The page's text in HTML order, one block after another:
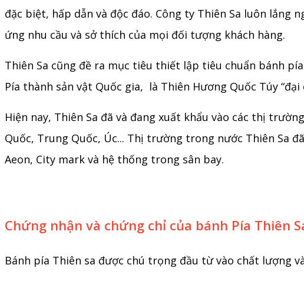
đặc biệt, hấp dẫn và độc đáo. Công ty Thiên Sa luôn lắng
ứng nhu cầu và sở thích của mọi đối tượng khách hàng.
Thiên Sa cũng đề ra mục tiêu thiết lập tiêu chuẩn bánh
Pía thành sản vật Quốc gia, là Thiên Hương Quốc Túy
Hiện nay, Thiên Sa đã và đang xuất khẩu vào các thị
Quốc, Trung Quốc, Úc... Thị trường trong nước Thiên Sa
Aeon, City mark và hệ thống trong sân bay.
Chứng nhận và chứng chỉ của bánh Pía Thiên
Bánh pía Thiên sa được chú trọng đầu từ vào chất lượng